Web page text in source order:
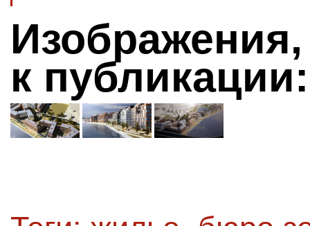
к публикации: